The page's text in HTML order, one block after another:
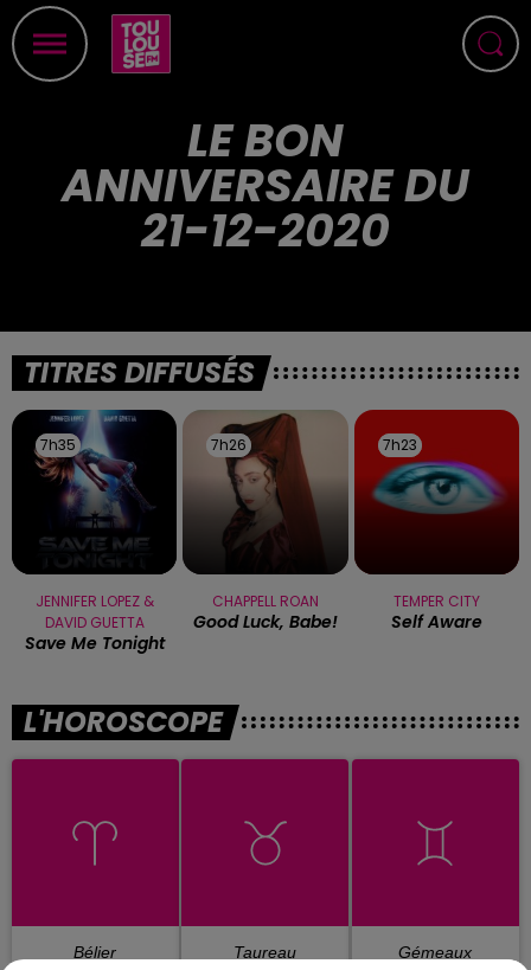
LE BON
ANNIVERSAIRE DU
21-12-2020
TITRES DIFFUSÉS
7h35
7h35
JENNIFER LOPEZ &
DAVID GUETTA
Save Me Tonight
7h26
7h26
CHAPPELL ROAN
Good Luck, Babe!
7h23
7h23
TEMPER CITY
Self Aware
L'HOROSCOPE
Bélier Taureau Gémeaux